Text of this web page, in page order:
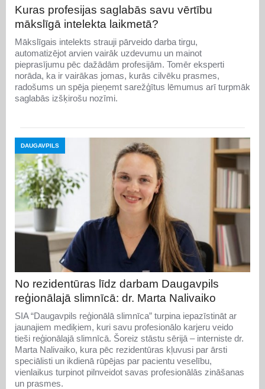
Kuras profesijas saglabās savu vērtību
mākslīgā intelekta laikmetā?
Mākslīgais intelekts strauji pārveido darba tirgu,
automatizējot arvien vairāk uzdevumu un mainot
pieprasījumu pēc dažādām profesijām. Tomēr eksperti
norāda, ka ir vairākas jomas, kurās cilvēku prasmes,
radošums un spēja pieņemt sarežģītus lēmumus arī turpmāk
saglabās izšķirošu nozīmi.
DAUGAVPILS
No rezidentūras līdz darbam Daugavpils
reģionālajā slimnīcā: dr. Marta Nalivaiko
SIA “Daugavpils reģionālā slimnīca” turpina iepazīstināt ar
jaunajiem mediķiem, kuri savu profesionālo karjeru veido
tieši reģionālajā slimnīcā. Šoreiz stāstu sērijā – interniste dr.
Marta Nalivaiko, kura pēc rezidentūras kļuvusi par ārsti
speciālisti un ikdienā rūpējas par pacientu veselību,
vienlaikus turpinot pilnveidot savas profesionālās zināšanas
un prasmes.